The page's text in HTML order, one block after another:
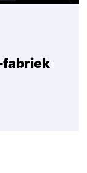
fabriek